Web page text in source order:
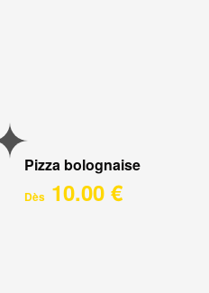
Pizza bolognaise
Dès10.00 €